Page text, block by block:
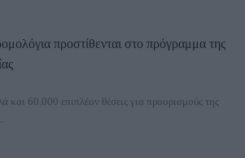
προστίθενται στο πρόγραμμα της
και 60.000 επιπλέον θέσεις για προορισμούς της